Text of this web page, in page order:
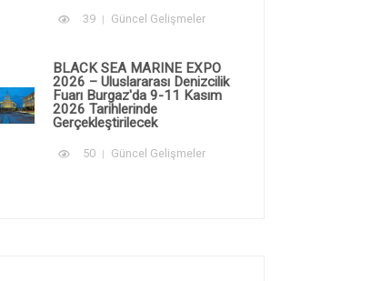
39 Güncel Gelişmeler
BLACK SEA MARINE EXPO
2026 – Uluslararası Denizcilik
Fuarı Burgaz'da 9-11 Kasım
2026 Tarihlerinde
Gerçekleştirilecek
50 Güncel Gelişmeler